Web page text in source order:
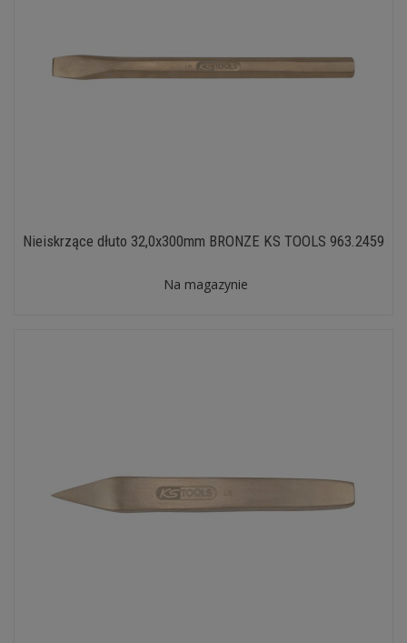
Nieiskrzące dłuto 32,0x300mm BRONZE KS TOOLS 963.2459
Na magazynie